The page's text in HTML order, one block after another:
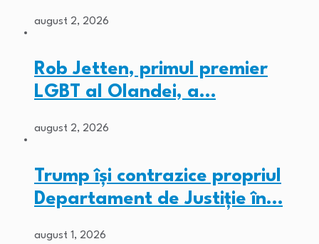
august 2, 2026
Rob Jetten, primul premier
LGBT al Olandei, a…
august 2, 2026
Trump își contrazice propriul
Departament de Justiție în…
august 1, 2026